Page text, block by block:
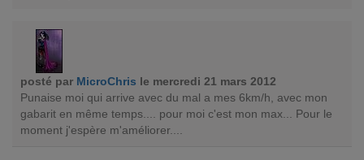
posté par MicroChris le mercredi 21 mars 2012
Punaise moi qui arrive avec du mal a mes 6km/h, avec mon
gabarit en même temps.... pour moi c'est mon max... Pour le
moment j'espère m'améliorer....